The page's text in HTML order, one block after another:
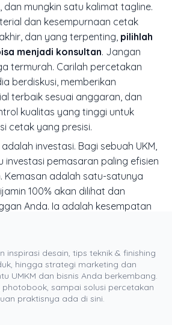
dan mungkin satu kalimat tagline.
dan kesempurnaan cetak
dan yang terpenting, pilihlah
menjadi konsultan. Jangan
termurah. Carilah percetakan
berdiskusi, memberikan
terbaik sesuai anggaran, dan
kualitas yang tinggi untuk
cetak yang presisi.
investasi. Bagi sebuah UKM,
investasi pemasaran paling efisien
Kemasan adalah satu-satunya
100% akan dilihat dan
Anda. Ia adalah kesempatan
premium Anda, dan mengubah
penggemar setia. Jangan
dalam menciptakan produk
oleh sebuah kotak. Berikan
yang layak, sebuah kemasan yang
tetapi juga memancarkan nilai
inspirasi desain, tips teknik & finishing
hingga strategi marketing dan
UMKM dan bisnis Anda berkembang.
sampai solusi percetakan
praktisnya ada di sini.